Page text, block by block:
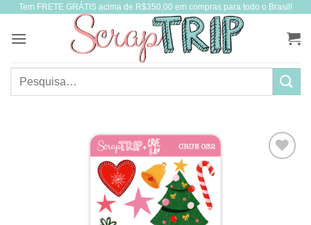
Skip
content
Tem FRETE GRÁTIS acima de R$350,00 em compras para todo o Brasil!
Pesquisar